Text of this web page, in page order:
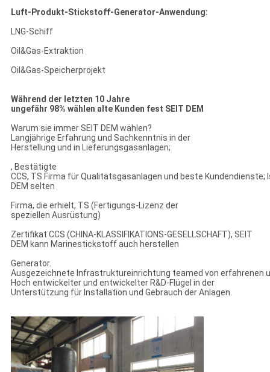
Luft-Produkt-Stickstoff-Generator-Anwendung:
LNG-Schiff
Oil&Gas-Extraktion
Oil&Gas-Speicherprojekt
Während der letzten 10 Jahre
ungefähr 98% wählen alte Kunden fest SEIT DEM
Warum sie immer SEIT DEM wählen?
Langjährige Erfahrung und Sachkenntnis in der
Herstellung und in Lieferungsgasanlagen;
, Bestätigte
CCS, TS Firma für Qualitätsgasanlagen und beste Kundendienste;
DEM selten
Firma, die erhielt, TS (Fertigungs-Lizenz der
speziellen Ausrüstung)
Zertifikat CCS (CHINA-KLASSIFIKATIONS-GESELLSCHAFT), SEIT
DEM kann Marinestickstoff auch herstellen
Generator.
Ausgezeichnete Infrastruktureinrichtung teamed von erfahrenen
Hoch entwickelter und entwickelter R&D-Flügel in der
Unterstützung für Installation und Gebrauch der Anlagen.